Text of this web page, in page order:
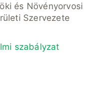
és Növényorvosi
Szervezete
szabályzat